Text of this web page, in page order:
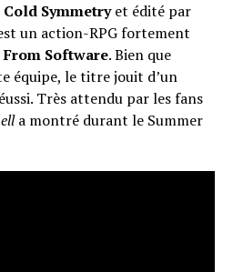
Cold Symmetryet édité par
un action-RPG fortement
From Software. Bien que
équipe, le titre jouit d’un
Très attendu par les fans
a montré durant le Summer